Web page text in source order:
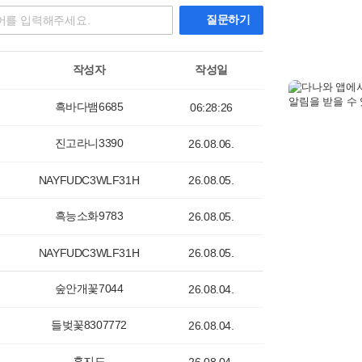
질문하기
작성자 작성일
흑바다뱀6685 06:28:26
진고라니3390 26.08.06.
NAYFUDC3WLF31H 26.08.05.
흑능소화9783 26.08.05.
NAYFUDC3WLF31H 26.08.05.
숲안개꽃7044 26.08.04.
들벚꽃8307772 26.08.04.